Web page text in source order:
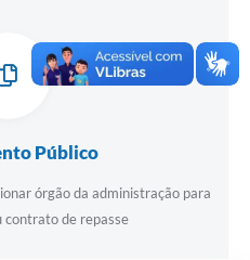
Público
órgão da administração para
contrato de repasse